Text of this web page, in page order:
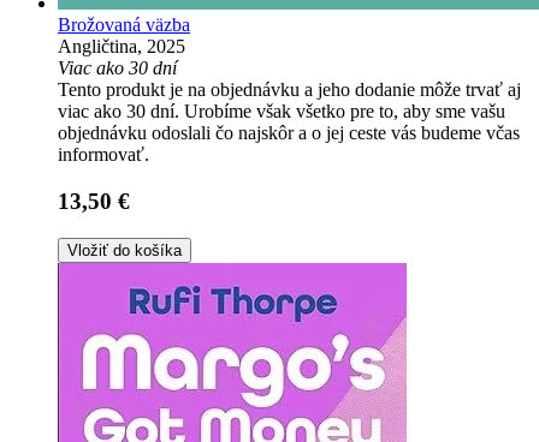
Brožovaná väzba
Angličtina, 2025
Viac ako 30 dní
Tento produkt je na objednávku a jeho dodanie môže trvať aj
viac ako 30 dní. Urobíme však všetko pre to, aby sme vašu
objednávku odoslali čo najskôr a o jej ceste vás budeme včas
informovať.
13,50 €
Vložiť do košíka